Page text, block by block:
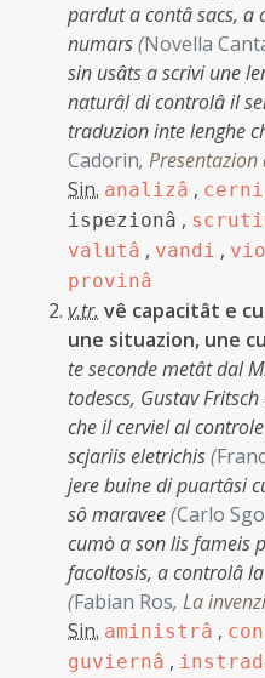
pardut a contâ sacs, a
numars(Novella
sin usâts a scrivi une
naturâl di controlâ il
traduzion inte lenghe
Cadorin, Presentazion
Sin. analizâ , cerni
ispezionâ ,
valutâ , vandi ,
provinâ
v.tr. vê capacitât e
une situazion, une
te seconde metât dal
todescs, Gustav
che il cerviel al
scjariis eletrichis(
jere buine di puartâsi
sô maravee(Carlo
cumò a son lis fameis
facoltosis, a controlâ
(Fabian Ros, La
Sin. aministrâ ,
guviernâ ,